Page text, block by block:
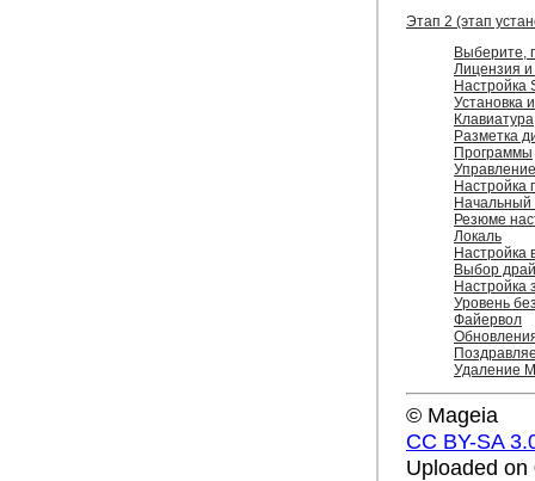
Этап 2 (этап
Выберите,
Лицензия и
Настройка
Установка
Клавиатура
Разметка
Программы
Настройка
Начальный
Резюме
Локаль
Настройка
Выбор
Настройка
Уровень
Файервол
Удаление
© Mageia
CC BY-SA
Uploaded